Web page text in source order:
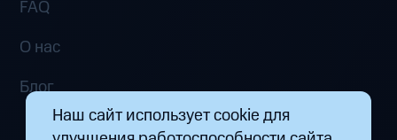
Наш сайт использует cookie для
FAQ
О нас
Блог